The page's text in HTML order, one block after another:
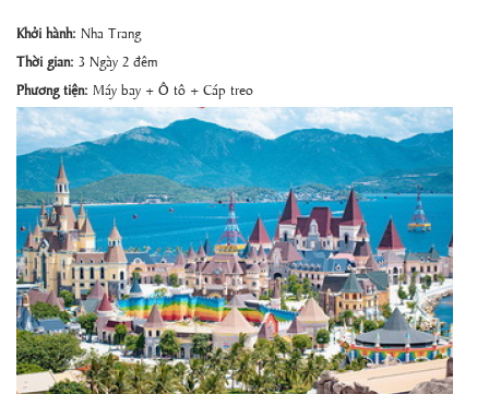
Khởi hành: Nha Trang
Thời gian: 3 Ngày 2 đêm
Phương tiện: Máy bay + Ô tô + Cáp treo